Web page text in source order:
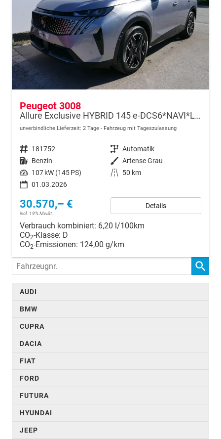
Peugeot 3008
Allure Exclusive HYBRID 145 e-DCS6*NAVI*LED*PDC*360*KAMERA*TEMPOMAT*19-ZOLL-ALU
unverbindliche Lieferzeit: 2 Tage Fahrzeug mit Tageszulassung
Fahrzeugnr. 181752 Getriebe Automatik
Kraftstoff Benzin Außenfarbe Artense Grau
Leistung 107 kW (145 PS) Kilometerstand
50 km
01.03.2026
30.570,– €
incl. 19% MwSt.
Details
Verbrauch kombiniert: 6,20 l/100km
CO2-Klasse: D
CO2-Emissionen: 124,00 g/km
Fahrzeugnr.
AUDI
BMW
CUPRA
DACIA
FIAT
FORD
FUTURA
HYUNDAI
JEEP